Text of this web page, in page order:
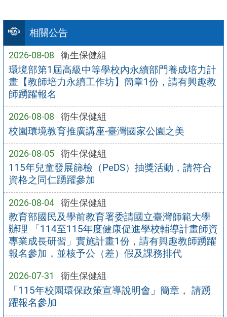
相關公告
2026-08-08 衛生保健組
環境部第1屆高級中等學校內永續部門養成培力計
畫【教師培力永續工作坊】簡章1份，請有興趣教
師踴躍報名
2026-08-08 衛生保健組
校園環境教育推廣講座-臺灣國家公園之美
2026-08-05 衛生保健組
115年兒童發展篩檢（PeDS）抽獎活動，請符合
資格之同仁踴躍參加
2026-08-04 衛生保健組
教育部國民及學前教育署委請國立臺灣師範大學
辦理 「114至115年度健康促進學校輔導計畫師資
專業成長研習」實施計畫1份，請有興趣教師踴躍
報名參加，並核予公（差）假及課務排代
2026-07-31 衛生保健組
「115年校園環保政策宣導說明會」簡章， 請踴
躍報名參加